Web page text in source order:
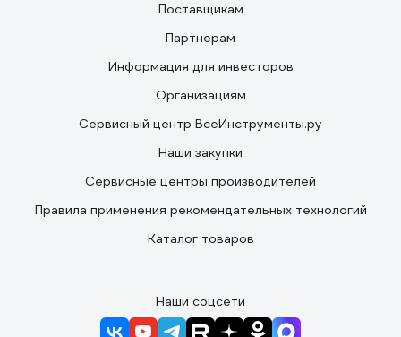
Поставщикам
Партнерам
Информация для инвесторов
Организациям
Сервисный центр ВсеИнструменты.ру
Наши закупки
Сервисные центры производителей
Правила применения рекомендательных технологий
Каталог товаров
Наши соцсети